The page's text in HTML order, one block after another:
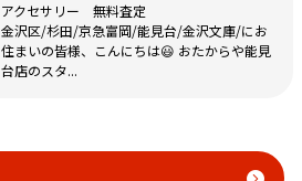
アクセサリー 無料査定
金沢区/杉田/京急富岡/能見台/金沢文庫/にお
住まいの皆様、こんにちは😃 おたからや能見
台店のスタ...